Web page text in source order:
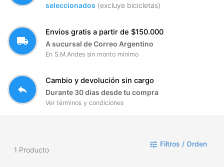
seleccionados (excluye bicicletas)
local_shipping
Envíos gratis a partir de $150.000
A sucursal de Correo Argentino
En S.M.Andes sin monto mínimo
reply
Cambio y devolución sin cargo
Durante 30 días desde tu compra
Ver términos y condiciones
1 Producto
tune Filtros / Orden